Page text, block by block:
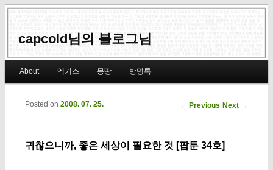
capcold님의 블로그님
Skip to primary content
Skip to secondary content
About 엑기스 몽땅 방명록
Post navigation
← Previous Next →
귀찮으니까, 좋은 세상이 필요한 것 [팝툰 34호]
Posted on 2008. 07. 25.